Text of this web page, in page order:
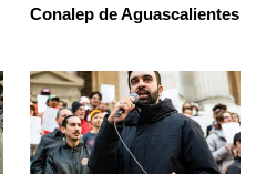
Conalep de Aguascalientes